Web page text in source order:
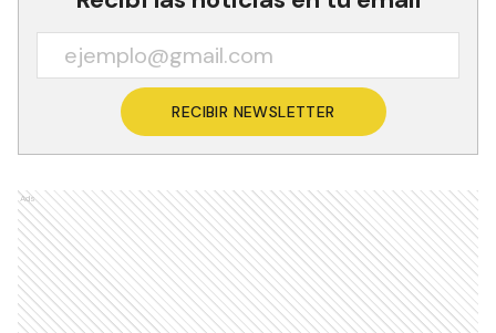
RECIBIR NEWSLETTER
Ads